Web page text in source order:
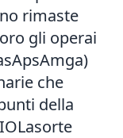
rimaste
gli operai
che
della
Lasorte